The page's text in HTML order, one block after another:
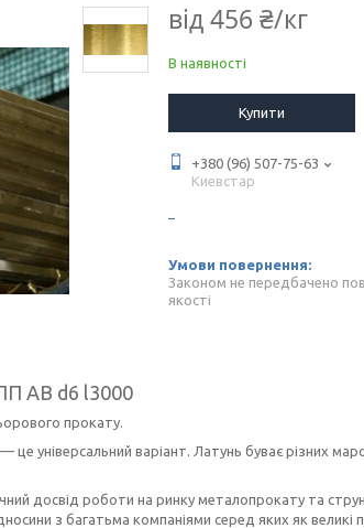
від456 ₴/кг
В наявності
Купити
+380 (96) 507-75-63
Киевстар
Законом не передбачено
якості
АВ d6 l3000
прокату.
— це універсальний варіант. Латунь буває різних
досвід роботи на ринку металопрокату та
з багатьма компаніями серед яких як великі